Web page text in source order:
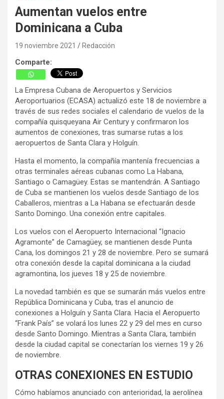
Aumentan vuelos entre
Dominicana a Cuba
19 noviembre 2021 Redacción
Comparte:
La Empresa Cubana de Aeropuertos y Servicios
Aeroportuarios (ECASA) actualizó este 18 de noviembre a
través de sus redes sociales el calendario de vuelos de la
compañía quisqueyana Air Century y confirmaron los
aumentos de conexiones, tras sumarse rutas a los
aeropuertos de Santa Clara y Holguín.
Hasta el momento, la compañía mantenía frecuencias a
otras terminales aéreas cubanas como La Habana,
Santiago o Camagüey. Estas se mantendrán. A Santiago
de Cuba se mantienen los vuelos desde Santiago de los
Caballeros, mientras a La Habana se efectuarán desde
Santo Domingo. Una conexión entre capitales.
Los vuelos con el Aeropuerto Internacional “Ignacio
Agramonte” de Camagüey, se mantienen desde Punta
Cana, los domingos 21 y 28 de noviembre. Pero se sumará
otra conexión desde la capital dominicana a la ciudad
agramontina, los jueves 18 y 25 de noviembre.
La novedad también es que se sumarán más vuelos entre
República Dominicana y Cuba, tras el anuncio de
conexiones a Holguín y Santa Clara. Hacia el Aeropuerto
“Frank País” se volará los lunes 22 y 29 del mes en curso
desde Santo Domingo. Mientras a Santa Clara, también
desde la ciudad capital se conectarían los viernes 19 y 26
de noviembre.
OTRAS CONEXIONES EN ESTUDIO
Cómo habíamos anunciado con anterioridad, la aerolínea